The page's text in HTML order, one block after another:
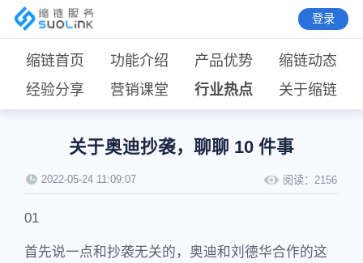
登录
缩链首页 功能介绍 产品优势
缩链动态
经验分享
营销课堂 行业热点 关于缩链
关于奥迪抄袭，聊聊 10 件事
2022-05-24 11:09:07 阅读： 2156
01
首先说一点和抄袭无关的，奥迪和刘德华合作的这